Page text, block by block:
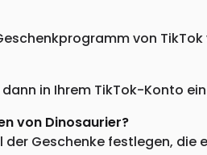
von
in Ihrem TikTok-Konto
von Dinosaurier?
Geschenke festlegen, die